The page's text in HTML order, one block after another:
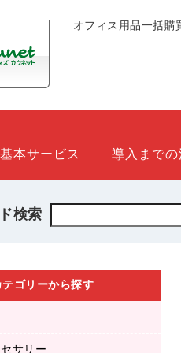
オフィス用品一括
基本サービス 導入までの
検索
テゴリーから探す
用品（食品・飲料・食添製
サリー